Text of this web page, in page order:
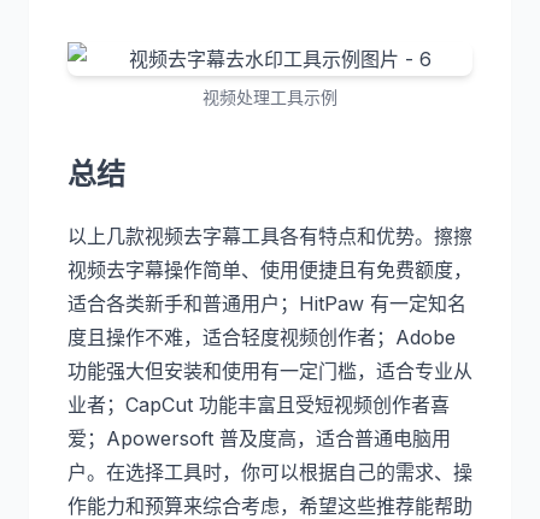
视频处理工具示例
总结
以上几款视频去字幕工具各有特点和优势。擦擦
视频去字幕操作简单、使用便捷且有免费额度，
适合各类新手和普通用户；HitPaw 有一定知名
度且操作不难，适合轻度视频创作者；Adobe
功能强大但安装和使用有一定门槛，适合专业从
业者；CapCut 功能丰富且受短视频创作者喜
爱；Apowersoft 普及度高，适合普通电脑用
户。在选择工具时，你可以根据自己的需求、操
作能力和预算来综合考虑，希望这些推荐能帮助